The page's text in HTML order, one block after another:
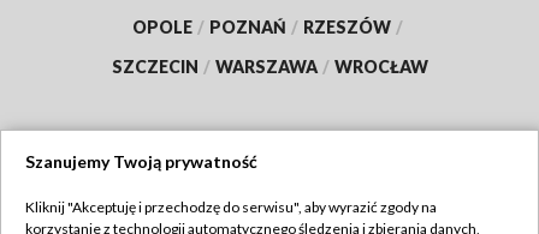
OPOLE / POZNAŃ / RZESZÓW /
SZCZECIN / WARSZAWA / WROCŁAW
Szanujemy Twoją prywatność
Kliknij "Akceptuję i przechodzę do serwisu", aby wyrazić zgody na
korzystanie z technologii automatycznego śledzenia i zbierania danych,